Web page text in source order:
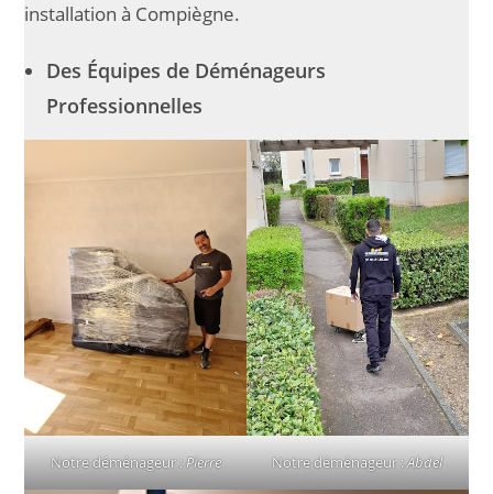
installation à Compiègne.
Des Équipes de Déménageurs
Professionnelles
Notre déménageur :Pierre Notre déménageur :Abdel